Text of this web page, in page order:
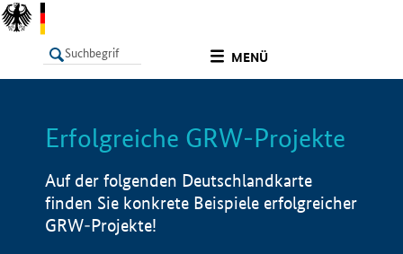
MENÜ
LISTE Info
Erfolgreiche GRW-Projekte
Auf der folgenden Deutschlandkarte
finden Sie konkrete Beispiele erfolgreicher
GRW-Projekte!